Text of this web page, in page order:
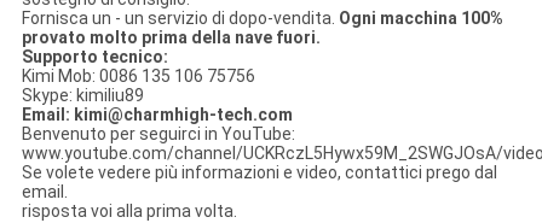
Fornisca un - un servizio di dopo-vendita. Ogni macchina 100%
provato molto prima della nave fuori.
Supporto tecnico:
Kimi Mob: 0086 135 106 75756
Skype: kimiliu89
Email: kimi@charmhigh-tech.com
Benvenuto per seguirci in YouTube:
www.youtube.com/channel/UCKRczL5Hywx59M_2SWGJOsA/
Se volete vedere più informazioni e video, contattici prego dal
email.
risposta voi alla prima volta.